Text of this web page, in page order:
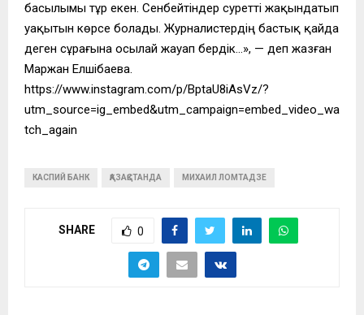
басылымы тұр екен. Сенбейтіндер суретті жақындатып
уақытын көрсе болады. Журналистердің бастық қайда
деген сұрағына осылай жауап бердік…», — деп жазған
Маржан Елшібаева.
https://www.instagram.com/p/BptaU8iAsVz/?
utm_source=ig_embed&utm_campaign=embed_video_wa
tch_again
КАСПИЙ БАНК ҚАЗАҚСТАНДА МИХАИЛ ЛОМТАДЗЕ
SHARE 0